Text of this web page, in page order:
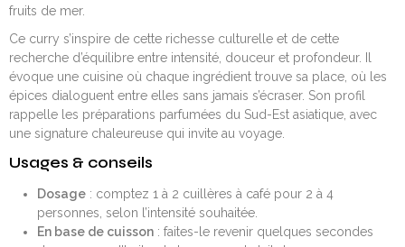
fruits de mer.
Ce curry s’inspire de cette richesse culturelle et de cette
recherche d’équilibre entre intensité, douceur et profondeur. Il
évoque une cuisine où chaque ingrédient trouve sa place, où les
épices dialoguent entre elles sans jamais s’écraser. Son profil
rappelle les préparations parfumées du Sud-Est asiatique, avec
une signature chaleureuse qui invite au voyage.
Usages & conseils
Dosage: comptez 1 à 2 cuillères à café pour 2 à 4
personnes, selon l’intensité souhaitée.
En base de cuisson: faites-le revenir quelques secondes